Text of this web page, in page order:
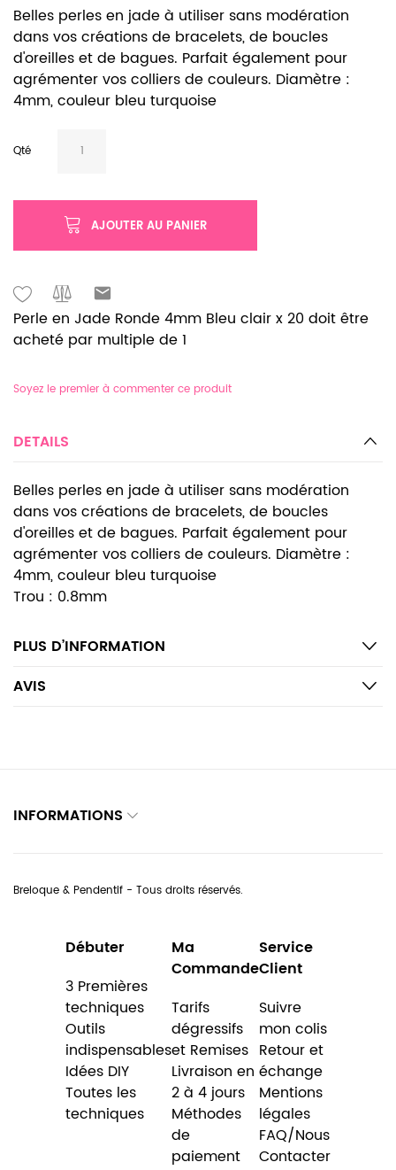
Belles perles en jade à utiliser sans modération
dans vos créations de bracelets, de boucles
d'oreilles et de bagues. Parfait également pour
agrémenter vos colliers de couleurs. Diamètre :
4mm, couleur bleu turquoise
Qté
AJOUTER AU PANIER
Perle en Jade Ronde 4mm Bleu clair x 20 doit être
acheté par multiple de 1
Soyez le premier à commenter ce produit
DETAILS
Belles perles en jade à utiliser sans modération
dans vos créations de bracelets, de boucles
d'oreilles et de bagues. Parfait également pour
agrémenter vos colliers de couleurs. Diamètre :
4mm, couleur bleu turquoise
Trou : 0.8mm
PLUS D’INFORMATION
AVIS
INFORMATIONS
Breloque & Pendentif - Tous droits réservés.
Débuter
3 Premières
techniques
Outils
indispensables
Idées DIY
Toutes les
techniques
Ma
Commande
Tarifs
dégressifs
et Remises
Livraison en
2 à 4 jours
Méthodes
de
paiement
Service
Client
Suivre
mon colis
Retour et
échange
Mentions
légales
FAQ/Nous
Contacter